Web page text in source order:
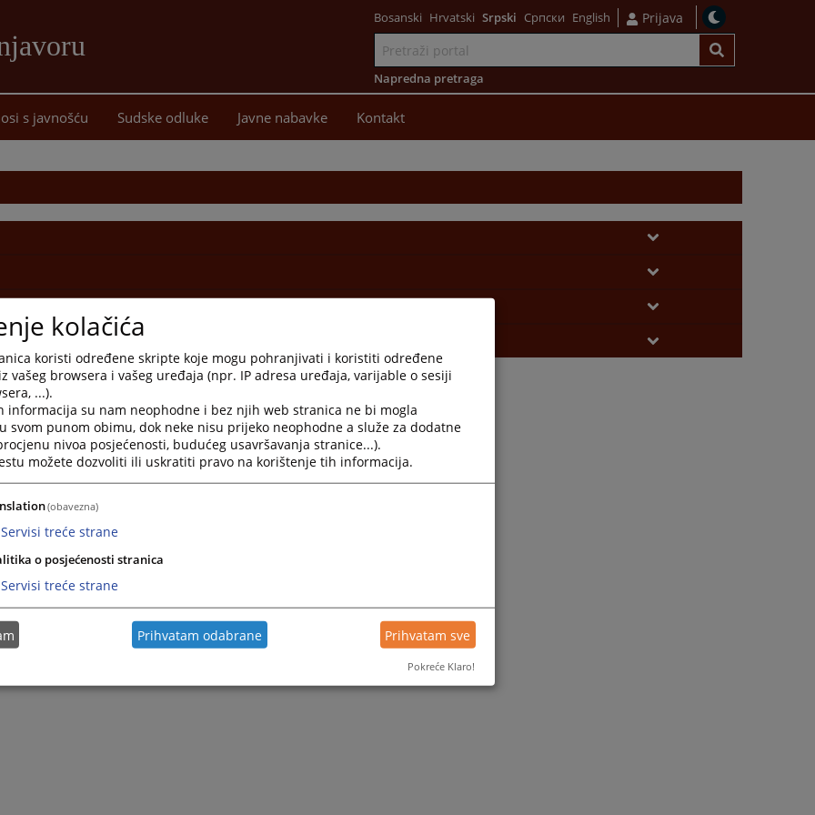
sadržaj
Bosanski Hrvatski Srpski Српски English Prijava
Napredna pretraga
s javnošću Sudske odluke Javne nabavke Kontakt
kolačića
koristi određene skripte koje mogu pohranjivati i koristiti određene
vašeg browsera i vašeg uređaja (npr. IP adresa uređaja, varijable o sesiji
...).
informacija su nam neophodne i bez njih web stranica ne bi mogla
svom punom obimu, dok neke nisu prijeko neophodne a služe za dodatne
nivoa posjećenosti, budućeg usavršavanja stranice...).
možete dozvoliti ili uskratiti pravo na korištenje tih informacija.
(obavezna)
Servisi treće strane
o posjećenosti stranica
Servisi treće strane
Prihvatam odabrane Prihvatam sve
Pokreće Klaro!